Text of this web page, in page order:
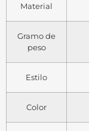
Material
Gramo de
peso
Estilo
Color